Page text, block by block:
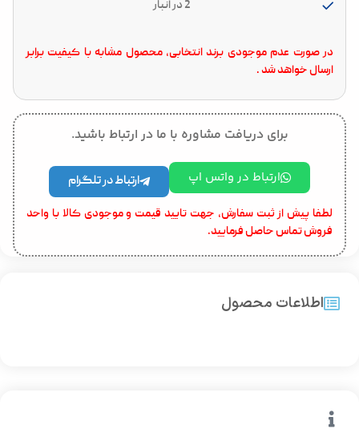
2 در انبار
در صورت عدم موجودی برند انتخابی، محصول مشابه با کیفیت برابر
ارسال خواهد شد .
برای دریافت مشاوره با ما در ارتباط باشید.
ارتباط در واتس اپ ارتباط در تلگرام
لطفا پیش از ثبت سفارش، جهت تایید قیمت و موجودی کالا با واحد
فروش تماس حاصل فرمایید.
اطلاعات محصول